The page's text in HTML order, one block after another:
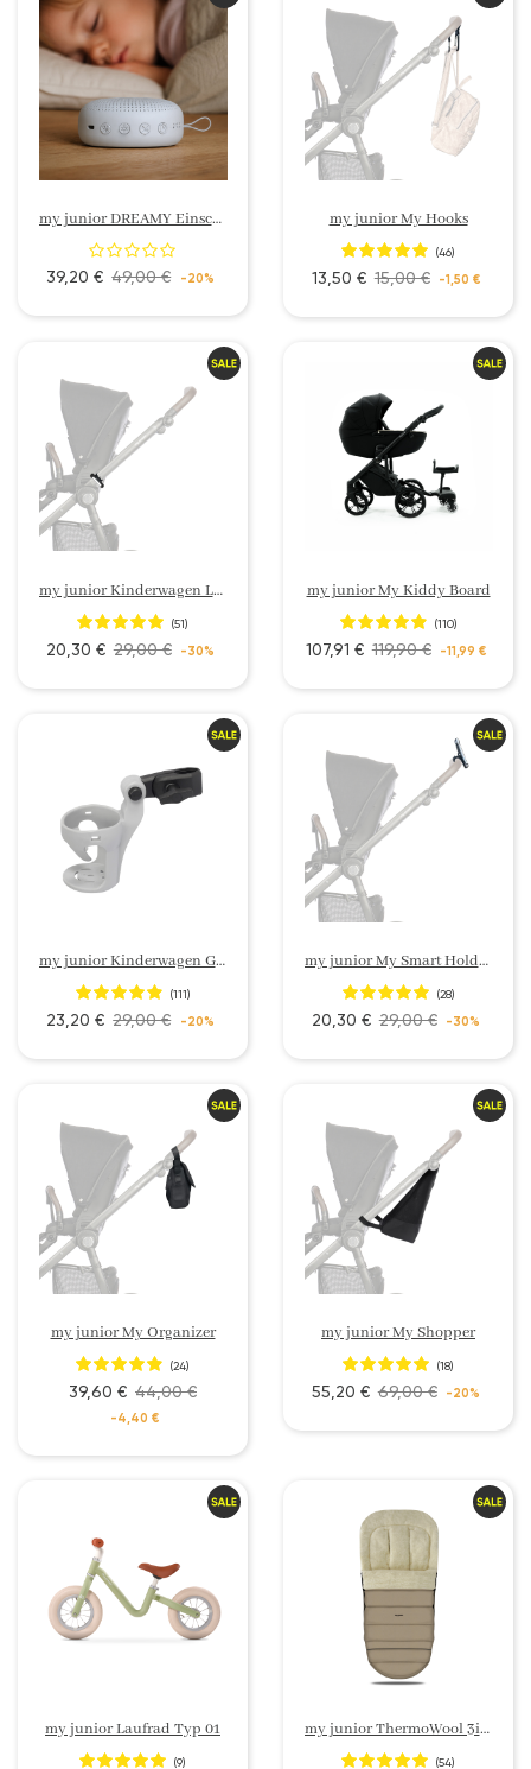
my junior DREAMY Einschlafhilfe mit Nachtlicht
39,20 € 49,00 € -20%
my junior My Hooks
(46)
13,50 € 15,00 € -1,50 €
my junior Kinderwagen LED My Shiny guide
(51)
20,30 € 29,00 € -30%
my junior My Kiddy Board
(110)
107,91 € 119,90 € -11,99 €
my junior Kinderwagen Getränkehalter My Cup
(111)
23,20 € 29,00 € -20%
my junior My Smart Holder Handyhalterung
(28)
20,30 € 29,00 € -30%
my junior My Organizer
(24)
39,60 € 44,00 €
-4,40 €
my junior My Shopper
(18)
55,20 € 69,00 € -20%
my junior Laufrad Typ 01
(9)
my junior ThermoWool 3in1 Fußsack
(54)